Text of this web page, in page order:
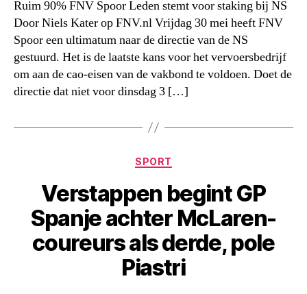
Ruim 90% FNV Spoor Leden stemt voor staking bij NS
Door Niels Kater op FNV.nl Vrijdag 30 mei heeft FNV
Spoor een ultimatum naar de directie van de NS
gestuurd. Het is de laatste kans voor het vervoersbedrijf
om aan de cao-eisen van de vakbond te voldoen. Doet de
directie dat niet voor dinsdag 3 […]
Categorieën
SPORT
Verstappen begint GP
Spanje achter McLaren-
coureurs als derde, pole
Piastri